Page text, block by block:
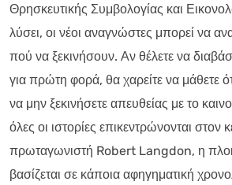
Θρησκευτικής Συμβολογίας και
λύσει, οι νέοι αναγνώστες μπορεί να
πού να ξεκινήσουν. Αν θέλετε να
για πρώτη φορά, θα χαρείτε να μάθετε
να μην ξεκινήσετε απευθείας με το
όλες οι ιστορίες επικεντρώνονται στον
πρωταγωνιστή Robert Langdon, η
βασίζεται σε κάποια αφηγηματική